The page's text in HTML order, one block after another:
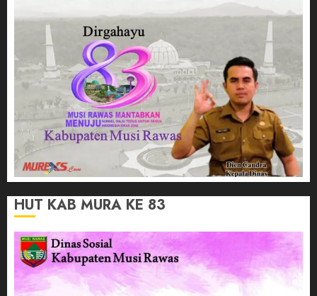
HUT KAB MURA KE 83